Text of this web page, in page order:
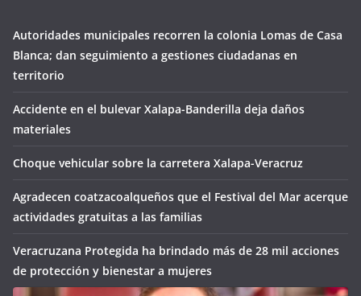
Autoridades municipales recorren la colonia Lomas de Casa
Blanca; dan seguimiento a gestiones ciudadanas en
territorio
Accidente en el bulevar Xalapa-Banderilla deja daños
materiales
Choque vehicular sobre la carretera Xalapa-Veracruz
Agradecen coatzacoalqueños que el Festival del Mar acerque
actividades gratuitas a las familias
Veracruzana Protegida ha brindado más de 28 mil acciones
de protección y bienestar a mujeres